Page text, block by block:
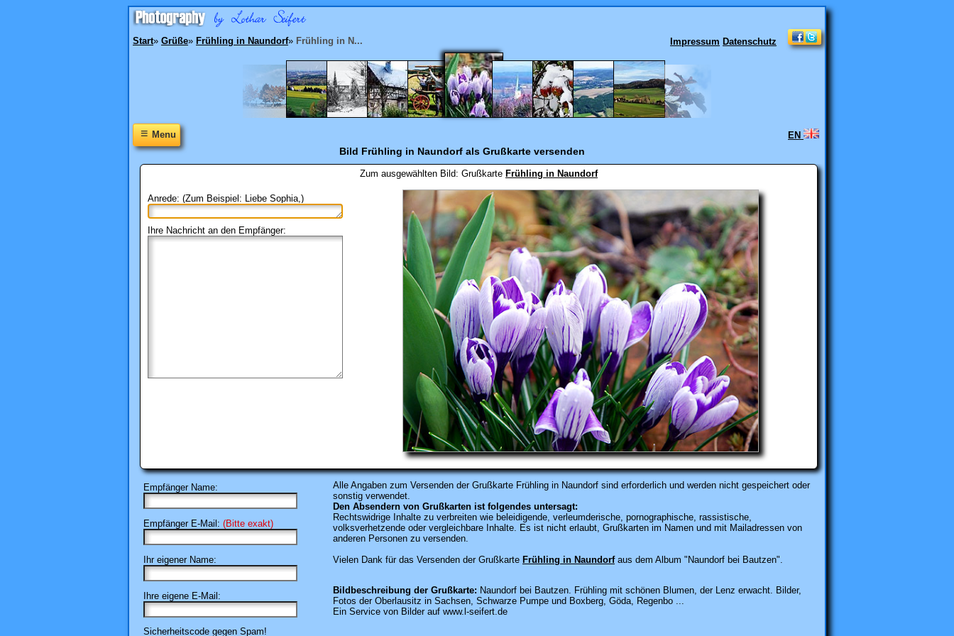
Impressum Datenschutz
Start» Grüße» Frühling in Naundorf» Frühling in N...
≡Menu EN
Bild Frühling in Naundorf als Grußkarte versenden
Zum ausgewählten Bild: Grußkarte Frühling in Naundorf
Anrede: (Zum Beispiel: Liebe Sophia,)
Ihre Nachricht an den Empfänger:
Empfänger Name:
Empfänger E-Mail: (Bitte exakt)
Ihr eigener Name:
Ihre eigene E-Mail:
Sicherheitscode gegen Spam!
Alle Angaben zum Versenden der Grußkarte Frühling in Naundorf sind erforderlich und werden nicht gespeichert oder
sonstig verwendet.
Den Absendern von Grußkarten ist folgendes untersagt:
Rechtswidrige Inhalte zu verbreiten wie beleidigende, verleumderische, pornographische, rassistische,
volksverhetzende oder vergleichbare Inhalte. Es ist nicht erlaubt, Grußkarten im Namen und mit Mailadressen von
anderen Personen zu versenden.
Vielen Dank für das Versenden der Grußkarte Frühling in Naundorfaus dem Album "Naundorf bei Bautzen".
Bildbeschreibung der Grußkarte: Naundorf bei Bautzen. Frühling mit schönen Blumen, der Lenz erwacht. Bilder,
Fotos der Oberlausitz in Sachsen, Schwarze Pumpe und Boxberg, Göda, Regenbo ...
Ein Service von Bilder auf www.l-seifert.de